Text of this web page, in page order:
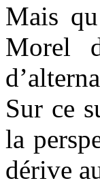
Mais
Morel
Sur ce
la
dérive